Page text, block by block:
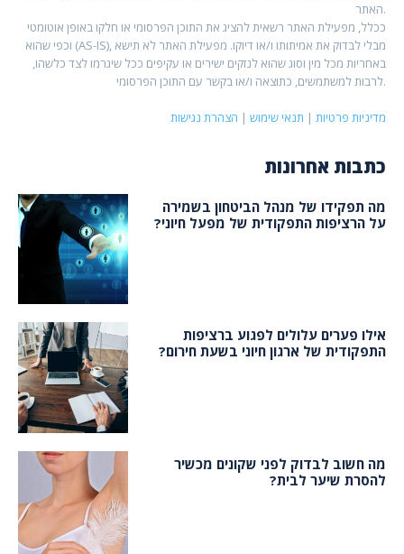
האתר.
ככלל, מפעילת האתר רשאית להציג את התוכן הפרסומי או חלקו באופן אוטומטי
וכפי שהוא (AS-IS), מבלי לבדוק את אמיתותו ו/או דיוקו. מפעילת האתר לא תישא
באחריות מכל מין וסוג שהוא לנזקים ישירים או עקיפים ככל שיגרמו לצד כלשהו,
לרבות למשתמשים, כתוצאה ו/או בקשר עם התוכן הפרסומי.
מדיניות פרטיות | תנאי שימוש | הצהרת נגישות
כתבות אחרונות
מה תפקידו של מנהל הביטחון בשמירה
על הרציפות התפקודית של מפעל חיוני?
אילו פערים עלולים לפגוע ברציפות
התפקודית של ארגון חיוני בשעת חירום?
מה חשוב לבדוק לפני שקונים מכשיר
להסרת שיער לבית?